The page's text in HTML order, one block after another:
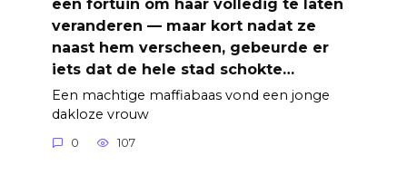
een fortuin om haar volledig te laten
veranderen — maar kort nadat ze
naast hem verscheen, gebeurde er
iets dat de hele stad schokte…
Een machtige maffiabaas vond een jonge
dakloze vrouw
0 107